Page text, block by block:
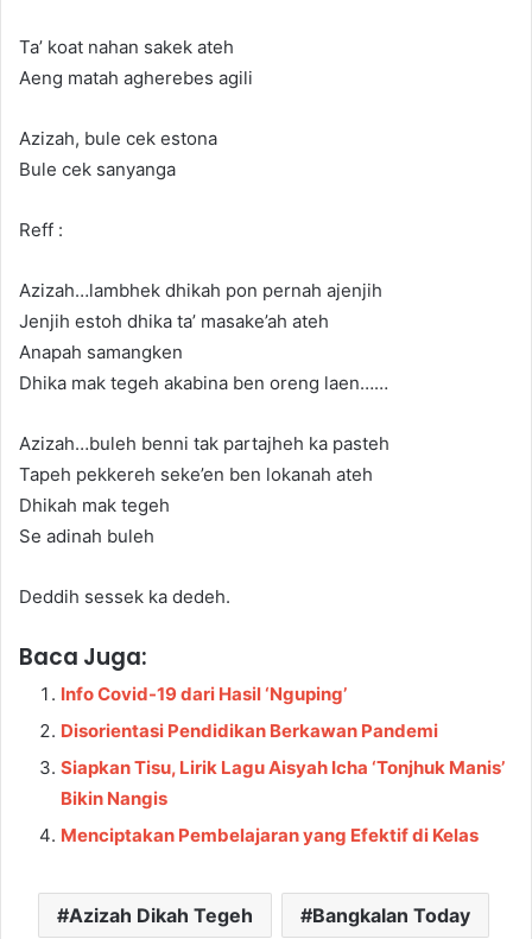
Ta’ koat nahan sakek ateh
Aeng matah agherebes agili
Azizah, bule cek estona
Bule cek sanyanga
Reff :
Azizah…lambhek dhikah pon pernah ajenjih
Jenjih estoh dhika ta’ masake’ah ateh
Anapah samangken
Dhika mak tegeh akabina ben oreng laen……
Azizah…buleh benni tak partajheh ka pasteh
Tapeh pekkereh seke’en ben lokanah ateh
Dhikah mak tegeh
Se adinah buleh
Deddih sessek ka dedeh.
Baca Juga:
Info Covid-19 dari Hasil ‘Nguping’
Disorientasi Pendidikan Berkawan Pandemi
Siapkan Tisu, Lirik Lagu Aisyah Icha ‘Tonjhuk Manis’
Bikin Nangis
Menciptakan Pembelajaran yang Efektif di Kelas
Azizah Dikah Tegeh Bangkalan Today